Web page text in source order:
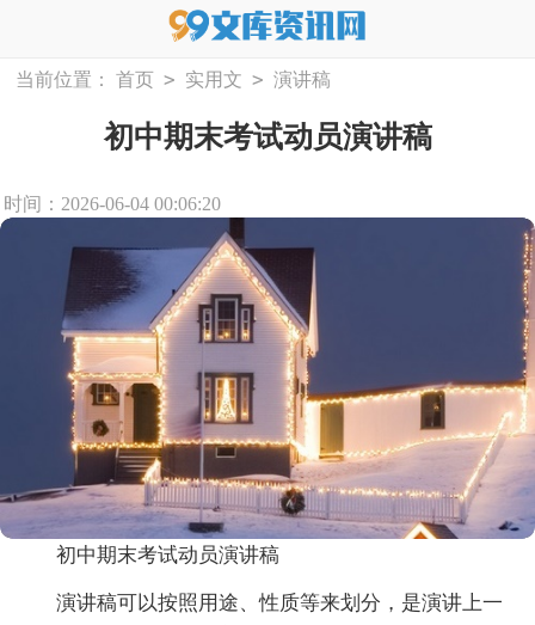
当前位置： 首页 > 实用文 > 演讲稿
初中期末考试动员演讲稿
时间：2026-06-04 00:06:20
初中期末考试动员演讲稿
演讲稿可以按照用途、性质等来划分，是演讲上一